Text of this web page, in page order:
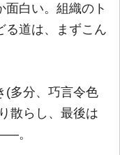
白い。組織のト
る道は、まずこん
多分、巧言令色
散らし、最後は
。